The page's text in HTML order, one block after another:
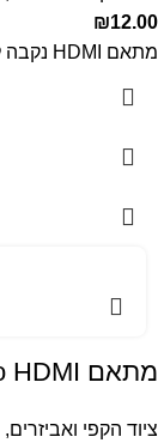
₪12.00
מתאם HDMI נקבה לחיבור HDMI זכר בזווית 90 מעלות
מתאם Micro HDMI זכר לחיבור HDMI נקבה
ציוד הקפי ואביזרים,